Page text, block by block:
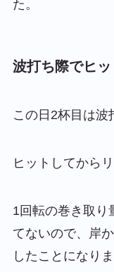
た。
波打ち際でヒッ
この日2杯目は波
ヒットしてから
1回転の巻き取り
てないので、岸
したことになりま